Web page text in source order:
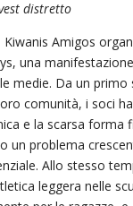
distretto
Kiwanis Amigos
una
medie. Da un primo
comunità, i soci
e la scarsa forma
un problema
Allo stesso
leggera nelle